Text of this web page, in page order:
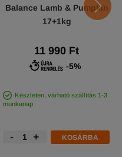
Balance Lamb & Pumpkin
17+1kg
11 990 Ft
-5%
Készleten, várható szállítás 1-3
munkanap
- + KOSÁRBA